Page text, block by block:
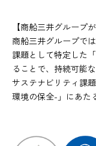
【商船三井グループ
商船三井グループで
課題として特定した
ることで、持続可能
サステナビリティ課
環境の保全-」にあた